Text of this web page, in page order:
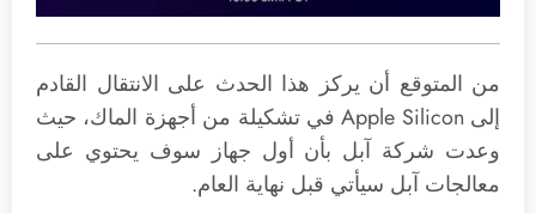
من المتوقع أن يركز هذا الحدث على الانتقال القادم
إلى Apple Silicon في تشكيلة من أجهزة الماك، حيث
وعدت شركة آبل بأن أول جهاز سوف يحتوي على
معالجات آبل سيأتي قبل نهاية العام.